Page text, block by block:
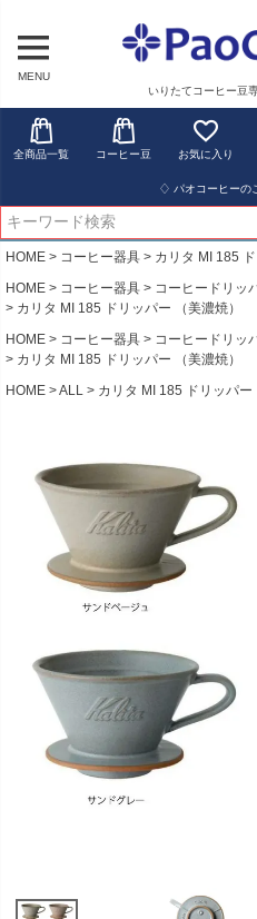
MENU
いりたてコーヒー豆
全商品一覧 コーヒー豆 お気に入り
♢ パオコーヒーの
HOME コーヒー器具
カリタ MI 185
HOME
コーヒー器具
コーヒードリッ
カリタ MI 185 ドリッパー （美濃焼）
HOME
コーヒー器具 コーヒードリッ
カリタ MI 185 ドリッパー （美濃焼）
HOME
ALL カリタ MI 185 ドリッパー